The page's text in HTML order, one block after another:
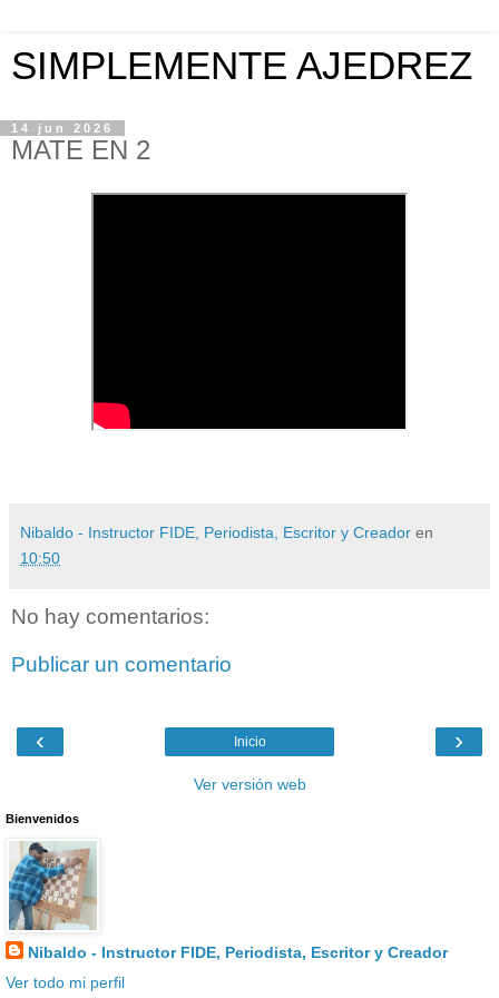
SIMPLEMENTE AJEDREZ
14 jun 2026
MATE EN 2
Nibaldo - Instructor FIDE, Periodista, Escritor y Creador en
10:50
No hay comentarios:
Publicar un comentario
‹ ›
Inicio
Ver versión web
Bienvenidos
Nibaldo - Instructor FIDE, Periodista, Escritor y Creador
Ver todo mi perfil